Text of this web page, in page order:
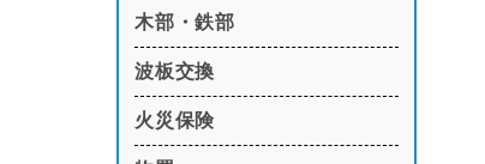
木部・鉄部
波板交換
火災保険